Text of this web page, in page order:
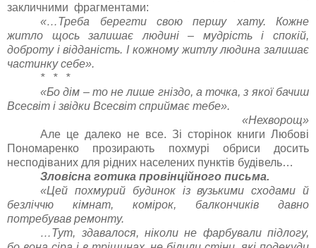
закличними фрагментами:
«…Треба берегти свою першу хату. Кожне
житло щось залишає людині – мудрість і спокій,
доброту і відданість. І кожному житлу людина залишає
частинку себе».
* * *
«Бо дім – то не лише гніздо, а точка, з якої бачиш
Всесвіт і звідки Всесвіт сприймає тебе».
«Нехворощ»
Але це далеко не все. Зі сторінок книги Любові
Пономаренко прозирають похмурі обриси досить
несподіваних для рідних населених пунктів будівель…
Зловісна готика провінційного письма.
«Цей похмурий будинок із вузькими сходами й
безліччю кімнат, комірок, балкончиків давно
потребував ремонту.
…Тут, здавалося, ніколи не фарбували підлогу,